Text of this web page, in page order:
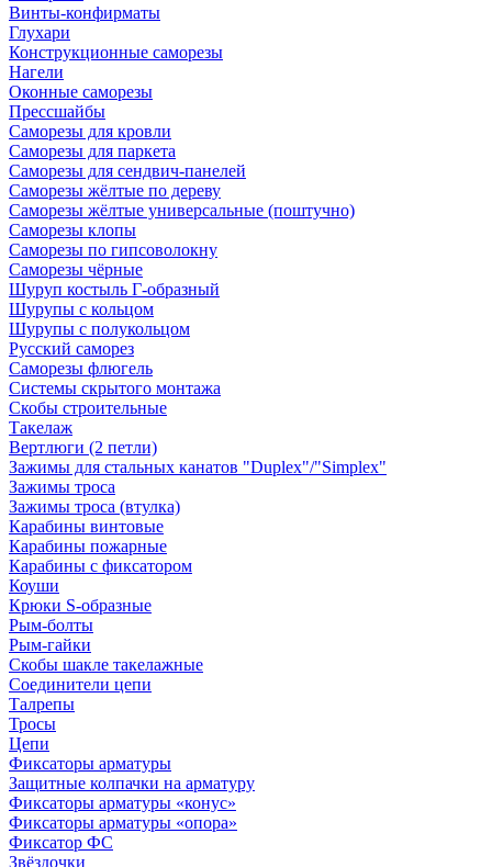
Винты-конфирматы
Глухари
Конструкционные саморезы
Нагели
Оконные саморезы
Прессшайбы
Саморезы для кровли
Саморезы для паркета
Саморезы для сендвич-панелей
Саморезы жёлтые по дереву
Саморезы жёлтые универсальные (поштучно)
Саморезы клопы
Саморезы по гипсоволокну
Саморезы чёрные
Шуруп костыль Г-образный
Шурупы с кольцом
Шурупы с полукольцом
Русский саморез
Саморезы флюгель
Системы скрытого монтажа
Скобы строительные
Такелаж
Вертлюги (2 петли)
Зажимы для стальных канатов "Duplex"/"Simplex"
Зажимы троса
Зажимы троса (втулка)
Карабины винтовые
Карабины пожарные
Карабины с фиксатором
Коуши
Крюки S-образные
Рым-болты
Рым-гайки
Скобы шакле такелажные
Соединители цепи
Талрепы
Тросы
Цепи
Фиксаторы арматуры
Защитные колпачки на арматуру
Фиксаторы арматуры «конус»
Фиксаторы арматуры «опора»
Фиксатор ФС
Звёздочки